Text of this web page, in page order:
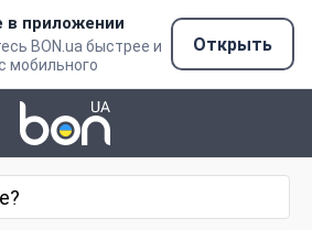
в приложении
BON.ua быстрее и
мобильного
Открыть